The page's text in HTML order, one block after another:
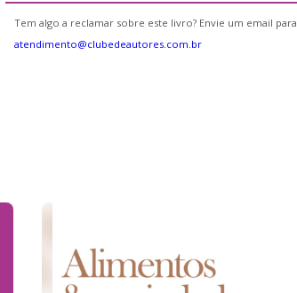
Tem algo a reclamar sobre este livro? Envie um email para
atendimento@clubedeautores.com.br